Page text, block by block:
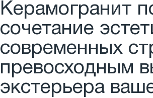
Керамогранит
сочетание
современных
превосходным
экстерьера